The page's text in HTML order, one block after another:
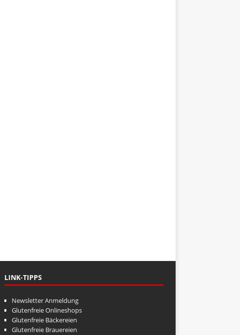
LINK-TIPPS
Newsletter Anmeldung
Glutenfreie Onlineshops
Glutenfreie Bäckereien
Glutenfreie Brauereien